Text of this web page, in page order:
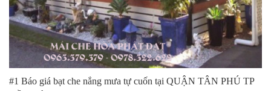
#1 Báo giá bạt che nắng mưa tự cuốn tại QUẬN TÂN PHÚ TP